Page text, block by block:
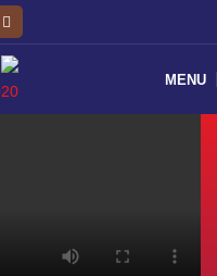
MENU